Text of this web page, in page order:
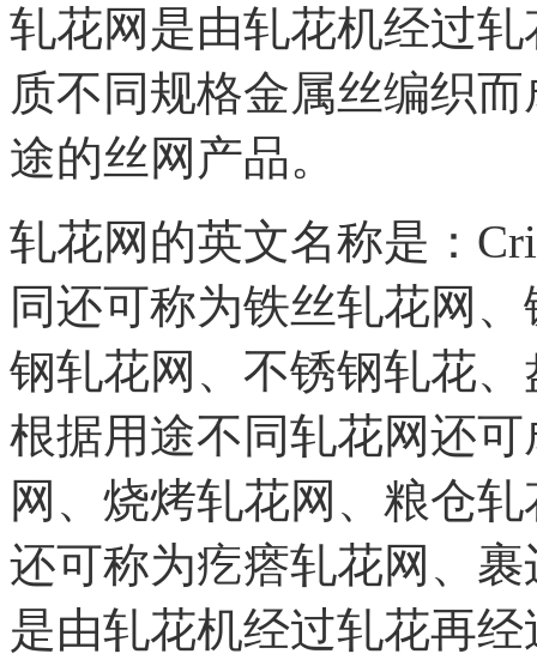
轧花网是由轧花机经过
质不同规格金属丝编织
途的丝网产品。
轧花网的英文名称是：
同还可称为铁丝轧花网
钢轧花网、不锈钢轧花
根据用途不同轧花网还
网、烧烤轧花网、粮仓
还可称为疙瘩轧花网、
是由轧花机经过轧花再